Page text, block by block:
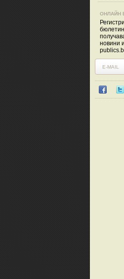
ОНЛАЙН
новини